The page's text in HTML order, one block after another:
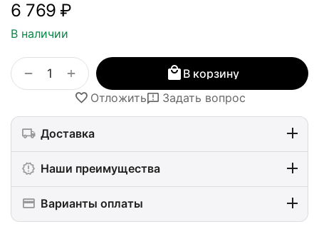
6 769 ₽
В наличии
+
−
В корзину
Отложить
Задать вопрос
Доставка
Наши преимущества
Варианты оплаты